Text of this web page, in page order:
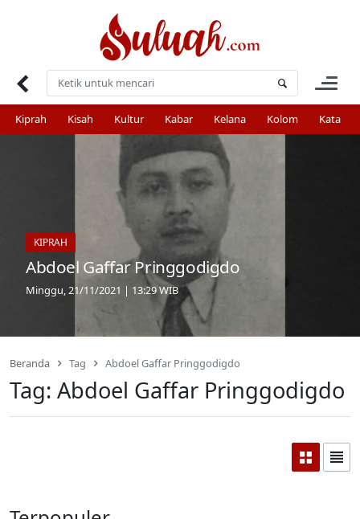
Kiprah Kisah Kultur Kabar Kelana Kolom Kata
KIPRAH
Abdoel Gaffar Pringgodigdo
Minggu, 21/11/2021 | 13:29 WIB
Beranda Tag Abdoel Gaffar Pringgodigdo
Tag: Abdoel Gaffar Pringgodigdo